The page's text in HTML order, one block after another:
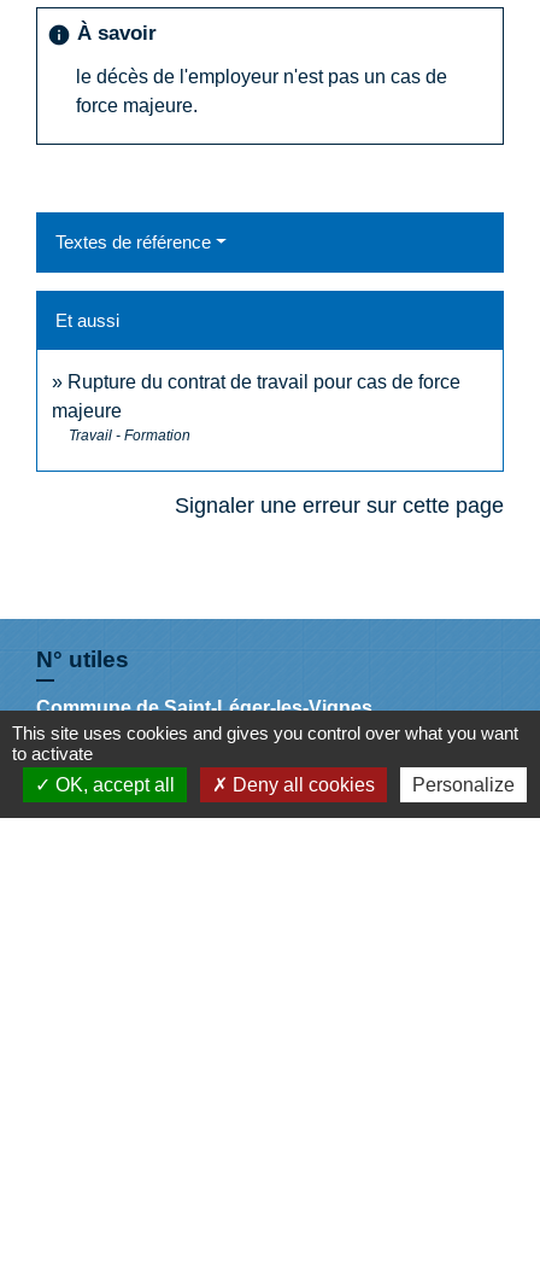
info À savoir
le décès de l'employeur n'est pas un cas de
force majeure.
Textes de référence
Et aussi
Rupture du contrat de travail pour cas de force
majeure
Travail - Formation
Signaler une erreur sur cette page
N° utiles
Commune de Saint-Léger-les-Vignes
16 rue de Nantes
44710 Saint-Léger-les-Vignes - FRANCE
+33 2 40 31 50 32
This site uses cookies and gives you control over what you want
to activate
OK, accept all
Deny all cookies Personalize